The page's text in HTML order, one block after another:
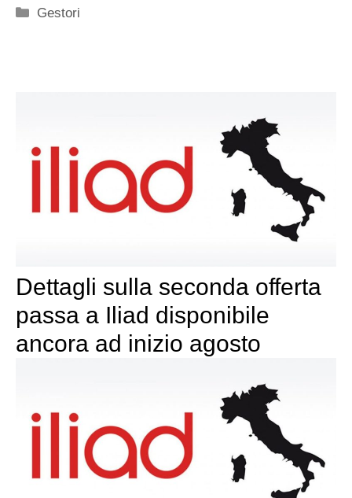
Categorie
Gestori
Dettagli sulla seconda offerta
passa a Iliad disponibile
ancora ad inizio agosto